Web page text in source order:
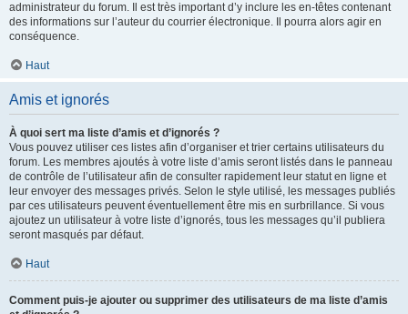
administrateur du forum. Il est très important d’y inclure les en-têtes contenant
des informations sur l’auteur du courrier électronique. Il pourra alors agir en
conséquence.
Haut
Amis et ignorés
À quoi sert ma liste d’amis et d’ignorés ?
Vous pouvez utiliser ces listes afin d’organiser et trier certains utilisateurs du
forum. Les membres ajoutés à votre liste d’amis seront listés dans le panneau
de contrôle de l’utilisateur afin de consulter rapidement leur statut en ligne et
leur envoyer des messages privés. Selon le style utilisé, les messages publiés
par ces utilisateurs peuvent éventuellement être mis en surbrillance. Si vous
ajoutez un utilisateur à votre liste d’ignorés, tous les messages qu’il publiera
seront masqués par défaut.
Haut
Comment puis-je ajouter ou supprimer des utilisateurs de ma liste d’amis